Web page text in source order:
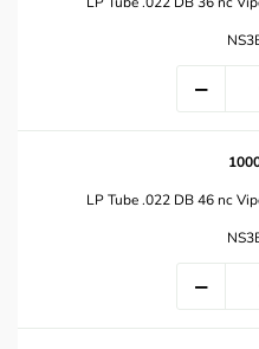
LP Tube .022 DB 46 nc